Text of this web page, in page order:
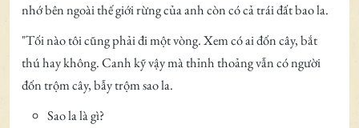
nhớ bên ngoài thế giới rừng của anh còn có cả trái đất bao la.
"Tối nào tôi cũng phải đi một vòng. Xem có ai đốn cây, bắt
thú hay không. Canh kỹ vậy mà thỉnh thoảng vẫn có người
đốn trộm cây, bẫy trộm sao la.
Sao la là gì?